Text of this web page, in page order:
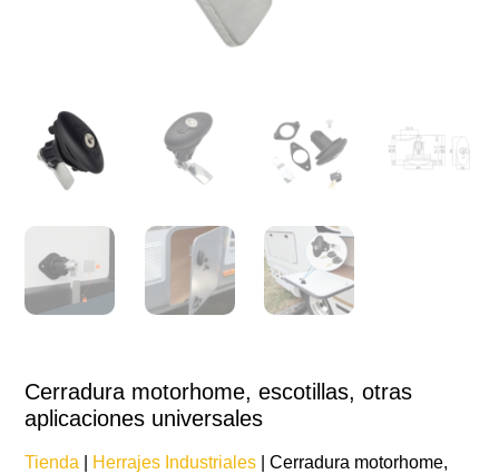
Cerradura motorhome, escotillas, otras
aplicaciones universales
Tienda Herrajes Industriales | Cerradura motorhome,